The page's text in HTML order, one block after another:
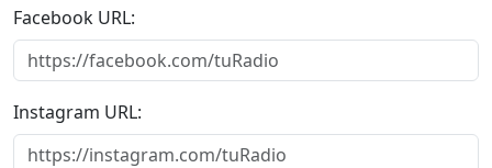
Facebook URL:
Instagram URL: